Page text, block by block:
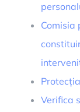
Verifica